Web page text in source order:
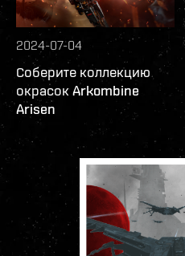
2024-07-04
Соберите коллекцию
окрасок Arkombine
Arisen